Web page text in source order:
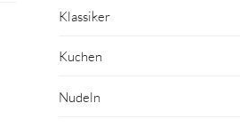
Klassiker
Kuchen
Nudeln